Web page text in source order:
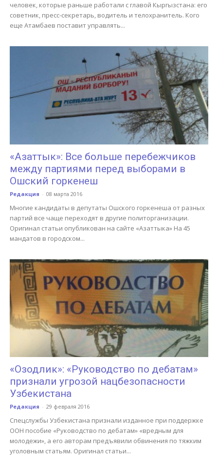
человек, которые раньше работали с главой Кыргызстана: его
советник, пресс-секретарь, водитель и телохранитель. Кого
еще Атамбаев поставит управлять...
«Азаттык»: Все больше перебежчиков
между партиями перед выборами в
Ошский горкенеш
Редакция - 08 марта 2016
Многие кандидаты в депутаты Ошского горкенеша от разных
партий все чаще переходят в другие политорганизации.
Оригинал статьи опубликован на сайте «Азаттыка» На 45
мандатов в городском...
«Озодлик»: «Руководство по дебатам»
признали угрозой нацбезопасности
Узбекистана
Редакция - 29 февраля 2016
Спецслужбы Узбекистана признали изданное при поддержке
ООН пособие «Руководство по дебатам» «вредным для
молодежи», а его авторам предъявили обвинения по тяжким
уголовным статьям. Оригинал статьи...